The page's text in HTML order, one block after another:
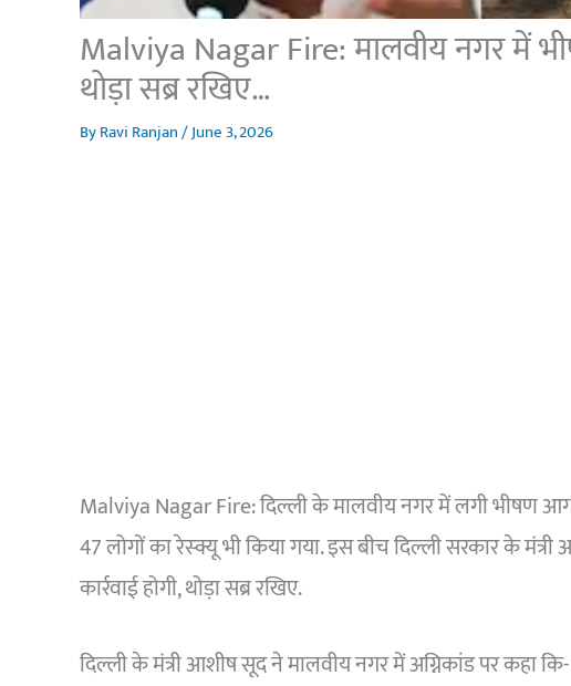
Malviya Nagar Fire: मालवीय नगर में
थोड़ा सब्र रखिए…
ByRavi Ranjan/June 3, 2026
Malviya Nagar Fire: दिल्ली के मालवीय नगर में लगी भीषण
47 लोगों का रेस्क्यू भी किया गया. इस बीच दिल्ली सरकार के
कार्रवाई होगी, थोड़ा सब्र रखिए.
दिल्ली के मंत्री आशीष सूद ने मालवीय नगर में अग्निकांड पर कहा